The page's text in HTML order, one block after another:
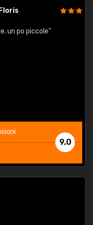
piccole"
9,0